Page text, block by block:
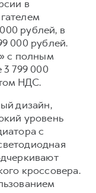
в
рублей, в
000 рублей.
с полным
799 000
НДС.
дизайн,
уровень
с
кроссовера.